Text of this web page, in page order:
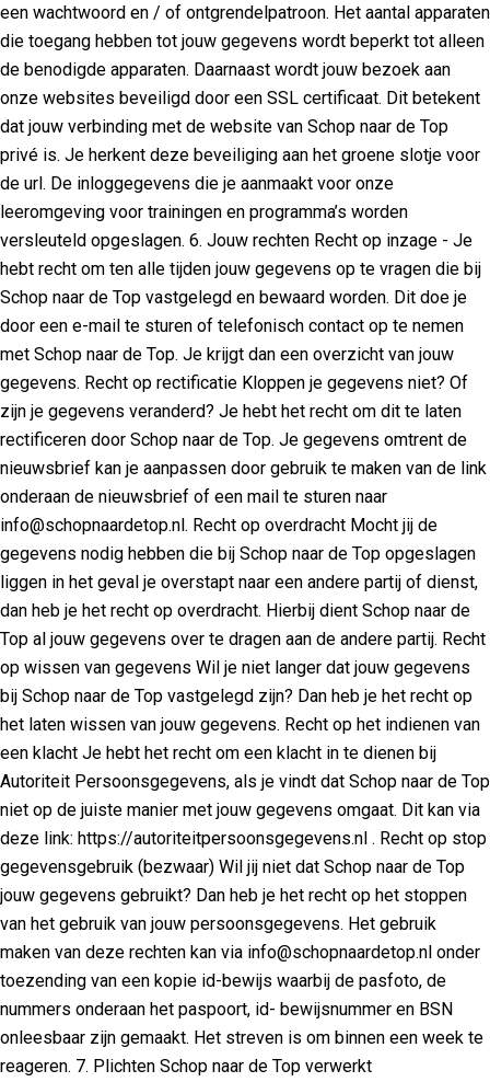
een wachtwoord en / of ontgrendelpatroon. Het aantal apparaten
die toegang hebben tot jouw gegevens wordt beperkt tot alleen
de benodigde apparaten. Daarnaast wordt jouw bezoek aan
onze websites beveiligd door een SSL certificaat. Dit betekent
dat jouw verbinding met de website van Schop naar de Top
privé is. Je herkent deze beveiliging aan het groene slotje voor
de url. De inloggegevens die je aanmaakt voor onze
leeromgeving voor trainingen en programma’s worden
versleuteld opgeslagen. 6. Jouw rechten Recht op inzage - Je
hebt recht om ten alle tijden jouw gegevens op te vragen die bij
Schop naar de Top vastgelegd en bewaard worden. Dit doe je
door een e-mail te sturen of telefonisch contact op te nemen
met Schop naar de Top. Je krijgt dan een overzicht van jouw
gegevens. Recht op rectificatie Kloppen je gegevens niet? Of
zijn je gegevens veranderd? Je hebt het recht om dit te laten
rectificeren door Schop naar de Top. Je gegevens omtrent de
nieuwsbrief kan je aanpassen door gebruik te maken van de link
onderaan de nieuwsbrief of een mail te sturen naar
info@schopnaardetop.nl. Recht op overdracht Mocht jij de
gegevens nodig hebben die bij Schop naar de Top opgeslagen
liggen in het geval je overstapt naar een andere partij of dienst,
dan heb je het recht op overdracht. Hierbij dient Schop naar de
Top al jouw gegevens over te dragen aan de andere partij. Recht
op wissen van gegevens Wil je niet langer dat jouw gegevens
bij Schop naar de Top vastgelegd zijn? Dan heb je het recht op
het laten wissen van jouw gegevens. Recht op het indienen van
een klacht Je hebt het recht om een klacht in te dienen bij
Autoriteit Persoonsgegevens, als je vindt dat Schop naar de Top
niet op de juiste manier met jouw gegevens omgaat. Dit kan via
deze link: https://autoriteitpersoonsgegevens.nl . Recht op stop
gegevensgebruik (bezwaar) Wil jij niet dat Schop naar de Top
jouw gegevens gebruikt? Dan heb je het recht op het stoppen
van het gebruik van jouw persoonsgegevens. Het gebruik
maken van deze rechten kan via info@schopnaardetop.nl onder
toezending van een kopie id-bewijs waarbij de pasfoto, de
nummers onderaan het paspoort, id- bewijsnummer en BSN
onleesbaar zijn gemaakt. Het streven is om binnen een week te
reageren. 7. Plichten Schop naar de Top verwerkt